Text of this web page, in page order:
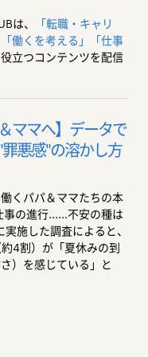
は、
「転職・キャリ
「働くを考える」
「仕事
立つコンテンツを配信
ママへ】データで
悪感"の溶かし方
くパパ＆ママたちの本
の進行......不安の種は
施した調査によると、
4割）が「夏休みの到
）を感じている」と